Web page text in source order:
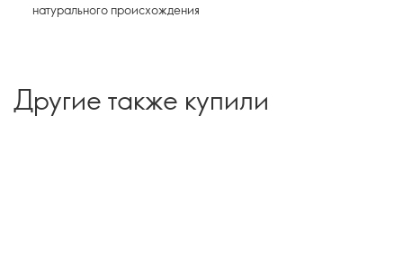
натурального происхождения
Другие также купили